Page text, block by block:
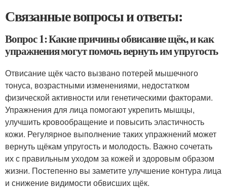
Связанные вопросы и ответы:
Вопрос 1: Какие причины обвисание щёк, и как
упражнения могут помочь вернуть им упругость
Отвисание щёк часто вызвано потерей мышечного
тонуса, возрастными изменениями, недостатком
физической активности или генетическими факторами.
Упражнения для лица помогают укрепить мышцы,
улучшить кровообращение и повысить эластичность
кожи. Регулярное выполнение таких упражнений может
вернуть щёкам упругость и молодость. Важно сочетать
их с правильным уходом за кожей и здоровым образом
жизни. Постепенно вы заметите улучшение контура лица
и снижение видимости обвисших щёк.